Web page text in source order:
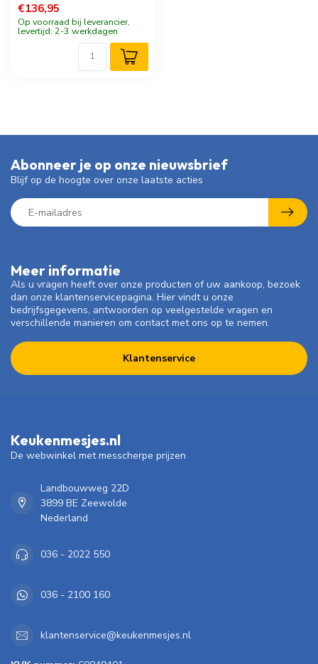
€136,95
Op voorraad bij leverancier,
levertijd: 2-3 werkdagen
Meer informatie
Als u vragen heeft over onze producten of uw aankoop, bezoek
dan onze klantenservicepagina. Hier vindt u onze
bedrijfsgegevens, antwoorden op veelgestelde vragen en
verschillende manieren om contact met ons op te nemen.
Klantenservice
Abonneer je op onze nieuwsbrief
Blijf op de hoogte over onze laatste acties
Keukenmesjes.nl
De webwinkel met messcherpe prijzen
Landbouwweg 22D
3899 BE Zeewolde
Nederland
036 - 2022 550
036 - 2100 160
klantenservice@keukenmesjes.nl